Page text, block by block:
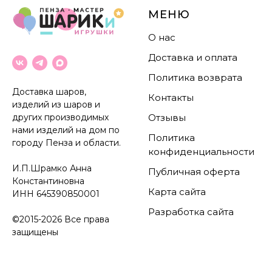
Доставка шаров,
изделий из шаров и
других производимых
нами изделий на дом по
городу Пенза и области.
И.П.Шрамко Анна
Константиновна
ИНН 645390850001
©2015-2026 Все права
защищены
МЕНЮ
О нас
Доставка и оплата
Политика возврата
Контакты
Отзывы
Политика
конфиденциальности
Публичная оферта
Карта сайта
Разработка сайта